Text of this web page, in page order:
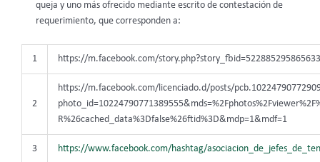
queja y uno más ofrecido mediante escrito de contestación de
requerimiento, que corresponden a:
1 https://m.facebook.com/
2
https://m.facebook.com/licenciado.d/posts/
R%26cached_data%3Dfalse%26ftid%3D&mdp=1&mdf=1
3 https://www.facebook.com/hashtag/